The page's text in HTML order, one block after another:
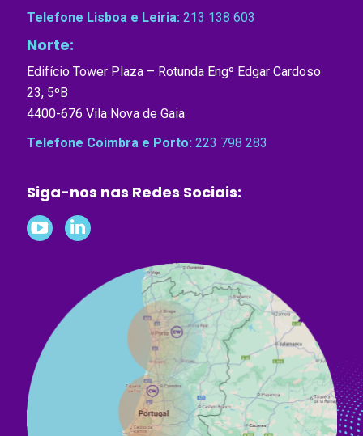
Telefone Lisboa e Leiria: 213 138 603
Norte:
Edifício Tower Plaza – Rotunda Engº Edgar Cardoso
23, 5ºB
4400-676 Vila Nova de Gaia
Telefone Coimbra e Porto: 223 798 283
Siga-nos nas Redes Sociais:
FollowFollow
LinkedIn